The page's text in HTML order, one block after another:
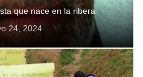
que nace en la ribera
24, 2024